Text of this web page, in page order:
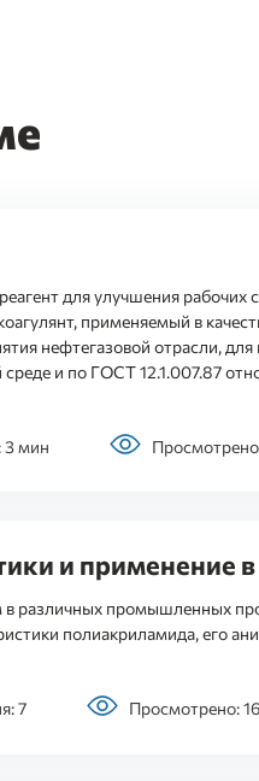
для улучшения рабочих
применяемый в
нефтегазовой отрасли,
и по ГОСТ 12.1.007.87
3 мин
и применение
различных промышленных
полиакриламида, его
7 Просмотрено: